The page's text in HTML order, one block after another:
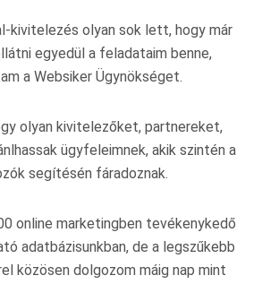
kivitelezés olyan sok lett, hogy már
egyedül a feladataim benne,
a Websiker Ügynökséget.
olyan kivitelezőket, partnereket,
ügyfeleimnek, akik szintén a
segítésén fáradoznak.
online marketingben tevékenykedő
adatbázisunkban, de a legszűkebb
közösen dolgozom máig nap mint